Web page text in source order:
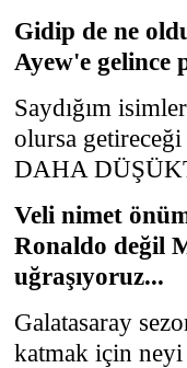
Gidip de ne
Ayew'e gelince
Saydığım
olursa
DAHA
Veli nimet
Ronaldo değil
uğraşıyoruz...
Galatasaray
katmak için neyi